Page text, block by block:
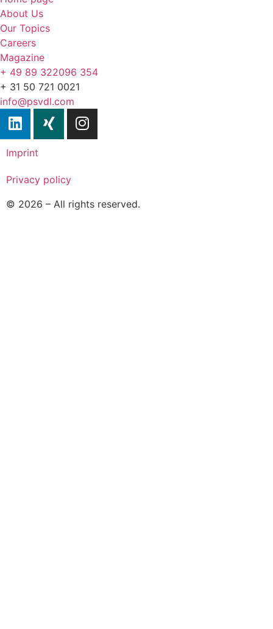
About Us
Our Topics
Careers
Magazine
+ 49 89 322096 354
+ 31 50 721 0021
info@psvdl.com
© 2026 – All rights reserved.
Privacy policy
Imprint